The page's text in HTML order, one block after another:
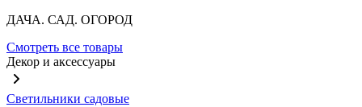
ДАЧА. САД. ОГОРОД
Смотреть все товары
Декор и аксессуары
Светильники садовые